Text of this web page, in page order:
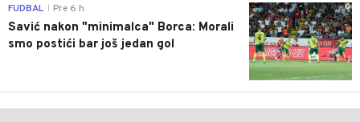
0
FUDBAL Pre 6 h
Savić nakon "minimalca" Borca: Morali
smo postići bar još jedan gol